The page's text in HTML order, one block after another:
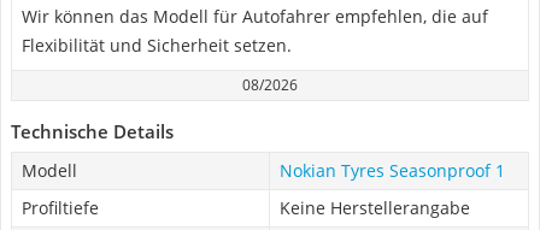
Wir können das Modell für Autofahrer empfehlen, die auf
Flexibilität und Sicherheit setzen.
08/2026
Technische Details
Modell
Nokian Tyres Seasonproof 1
Profiltiefe
Keine Herstellerangabe